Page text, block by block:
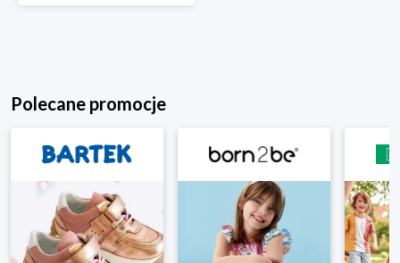
Polecane promocje